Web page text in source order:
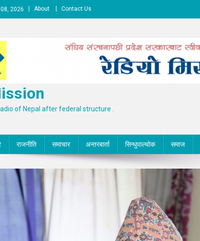
2026 About Contact Us
of Nepal after federal structure .
राजनीति समाचार अन्तरबार्ता सिन्धुपाल्चोक समाज